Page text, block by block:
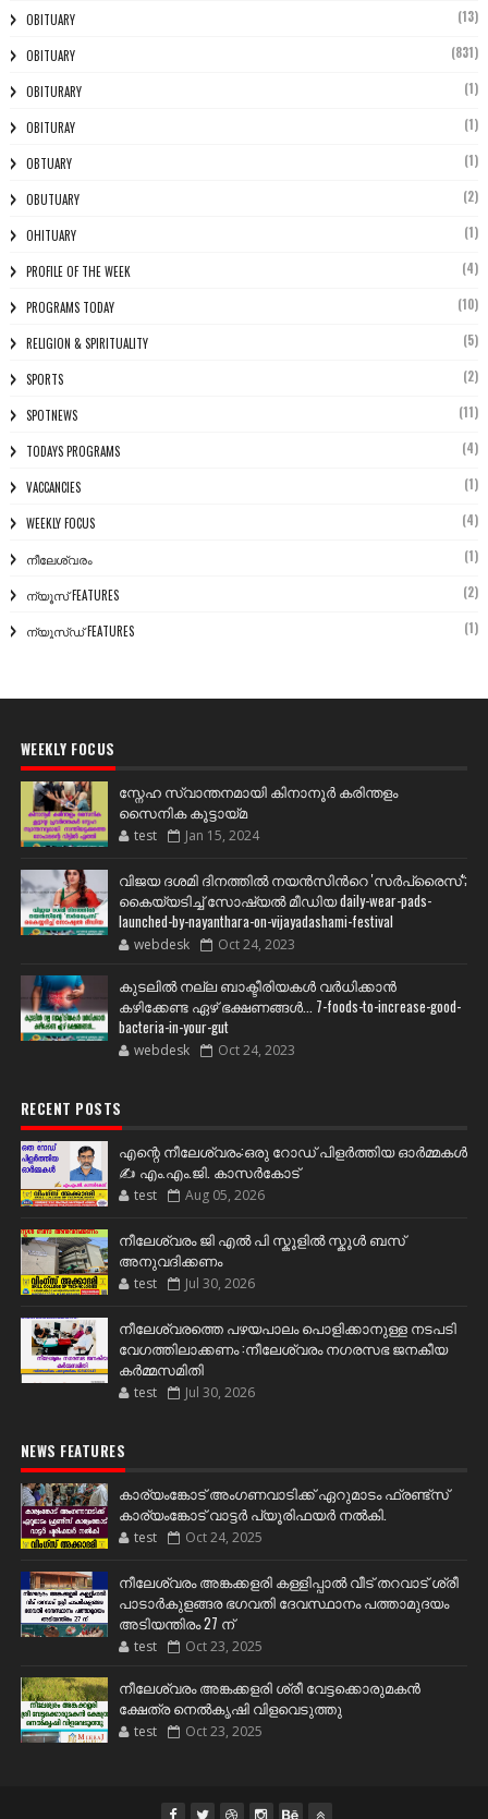
OBITUARY (13)
OBITUARY (831)
OBITURARY (1)
OBITURAY (1)
OBTUARY (1)
OBUTUARY (2)
OHITUARY (1)
PROFILE OF THE WEEK (4)
PROGRAMS TODAY (10)
RELIGION & SPIRITUALITY (5)
SPORTS (2)
SPOTNEWS (11)
TODAYS PROGRAMS (4)
VACCANCIES (1)
WEEKLY FOCUS (4)
നീലേശ്വരം (1)
ന്യൂസ് FEATURES (2)
ന്യൂസ്ഡ് FEATURES (1)
WEEKLY FOCUS
സ്നേഹ സ്വാന്തനമായി കിനാനൂർ കരിന്തളം
സൈനിക കൂട്ടായ്മ
test Jan 15, 2024
വിജയ ദശമി ദിനത്തില്‍ നയന്‍സിന്‍റെ 'സര്‍പ്രൈസ്';
കൈയ്യടിച്ച് സോഷ്യല്‍ മീഡിയ daily-wear-pads-
launched-by-nayanthara-on-vijayadashami-festival
webdesk Oct 24, 2023
കുടലിൽ നല്ല ബാക്ടീരിയകൾ വര്‍ധിക്കാന്‍
കഴിക്കേണ്ട ഏഴ് ഭക്ഷണങ്ങള്‍... 7-foods-to-increase-good-
bacteria-in-your-gut
webdesk Oct 24, 2023
RECENT POSTS
എന്റെ നീലേശ്വരം:ഒരു റോഡ് പിളർത്തിയ ഓർമ്മകൾ
✍️ എം.എം.ജി. കാസർകോട്
test Aug 05, 2026
നീലേശ്വരം ജി എൽ പി സ്കൂളിൽ സ്കൂൾ ബസ്
അനുവദിക്കണം
test Jul 30, 2026
നീലേശ്വരത്തെ പഴയപാലം പൊളിക്കാനുള്ള നടപടി
വേഗത്തിലാക്കണം :നീലേശ്വരം നഗരസഭ ജനകീയ
കർമ്മസമിതി
test Jul 30, 2026
NEWS FEATURES
കാര്യംങ്കോട് അംഗണവാടിക്ക് ഏറുമാടം ഫ്രണ്ട്സ്
കാര്യംങ്കോട് വാട്ടർ പ്യൂരിഫയർ നൽകി.
test Oct 24, 2025
നീലേശ്വരം അങ്കക്കളരി കള്ളിപ്പാൽ വീട് തറവാട് ശ്രീ
പാടാർകുളങ്ങര ഭഗവതി ദേവസ്ഥാനം പത്താമുദയം
അടിയന്തിരം 27 ന്
test Oct 23, 2025
നീലേശ്വരം അങ്കക്കളരി ശ്രീ വേട്ടക്കൊരുമകൻ
ക്ഷേത്ര നെൽകൃഷി വിളവെടുത്തു
test Oct 23, 2025